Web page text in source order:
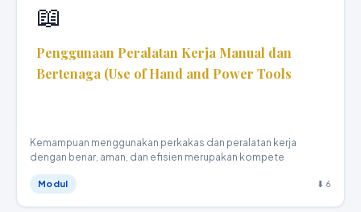
📖
Penggunaan Peralatan Kerja Manual dan
Bertenaga (Use of Hand and Power Tools
Kemampuan menggunakan perkakas dan peralatan kerja
dengan benar, aman, dan efisien merupakan kompete
Modul ⬇ 6